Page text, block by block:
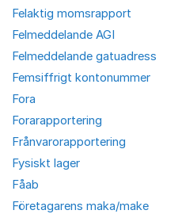
Felaktig momsrapport
Felmeddelande AGI
Felmeddelande gatuadress
Femsiffrigt kontonummer
Fora
Forarapportering
Frånvarorapportering
Fysiskt lager
Fåab
Företagarens maka/make